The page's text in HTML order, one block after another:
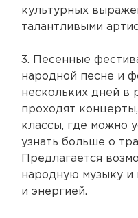
культурных
талантливыми
3. Песенные
народной песне и
нескольких дней в
проходят
классы, где можно
узнать больше о
Предлагается
народную музыку и
и энергией.